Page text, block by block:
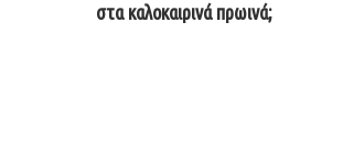
στα καλοκαιρινά πρωινά;